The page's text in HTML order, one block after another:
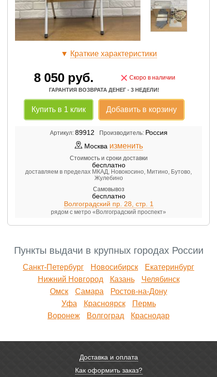
▼ Краткие характеристики
8 050руб. × Скоро в наличии
ГАРАНТИЯ ВОЗВРАТА ДЕНЕГ - 3 НЕДЕЛИ!
Купить в 1 клик Добавить в корзину
Артикул: 89912 Производитель: Россия
Москва изменить
Стоимость и сроки доставки
бесплатно
доставляем в пределах МКАД, Новокосино, Митино, Бутово,
Жулебино
Самовывоз
бесплатно
Волгоградский пр. 28, стр. 1
рядом с метро «Волгоградский проспект»
Пункты выдачи в крупных городах России
Санкт-Петербург Новосибирск
Екатеринбург
Нижний Новгород
Казань
Челябинск
Омск
Самара
Ростов-на-Дону
Уфа
Красноярск
Пермь
Воронеж
Волгоград Краснодар
Доставка и оплата
Как оформить заказ?